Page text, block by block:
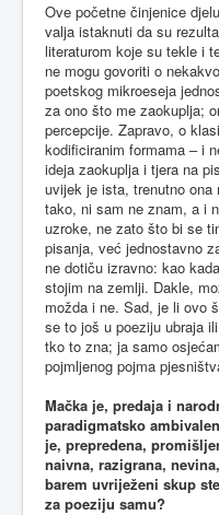
Ove početne činjenice
valja istaknuti da su
literaturom koje su tekle i
ne mogu govoriti o
poetskog mikroeseja
za ono što me zaokuplja;
percepcije. Zapravo, o
kodificiranim formama – i
ideja zaokuplja i tjera na
uvijek je ista, trenutno
tako, ni sam ne znam, a i
uzroke, ne zato što bi se
pisanja, već jednostavno
ne dotiču izravno: kao
stojim na zemlji. Dakle,
možda i ne. Sad, je li ovo
se to još u poeziju ubraja
tko to zna; ja samo
pojmljenog pojma
Mačka je, predaja i
paradigmatsko
je, prepredena,
naivna, razigrana,
barem uvriježeni skup
za poeziju samu?